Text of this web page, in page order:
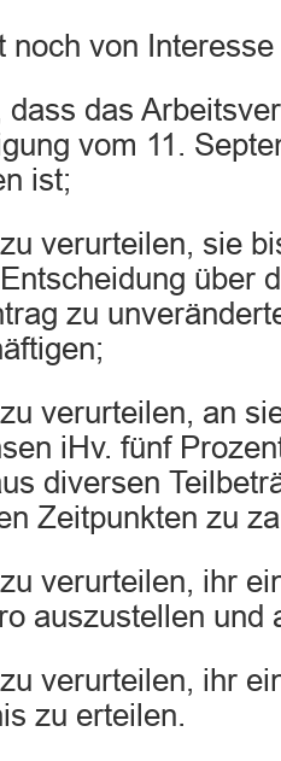
noch von
dass das
vom 11.
ist;
verurteilen, sie
über
zu
verurteilen, an
iHv. fünf
diversen
Zeitpunkten zu
verurteilen, ihr
auszustellen und
verurteilen, ihr
zu erteilen.